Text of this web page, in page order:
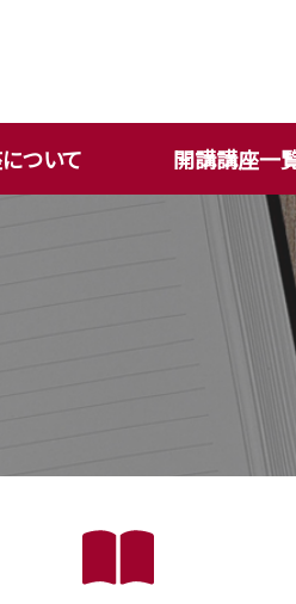
ついて 開講講座一